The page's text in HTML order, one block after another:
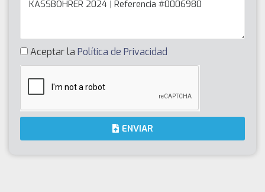
Aceptar la Política de Privacidad
ENVIAR